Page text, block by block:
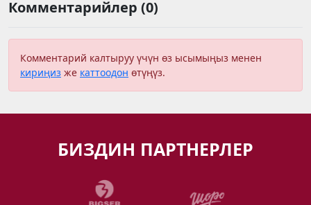
Комментарийлер (0)
Комментарий калтыруу үчүн өз ысымыңыз менен
кириңиз же каттоодон өтүңүз.
БИЗДИН ПАРТНЕРЛЕР